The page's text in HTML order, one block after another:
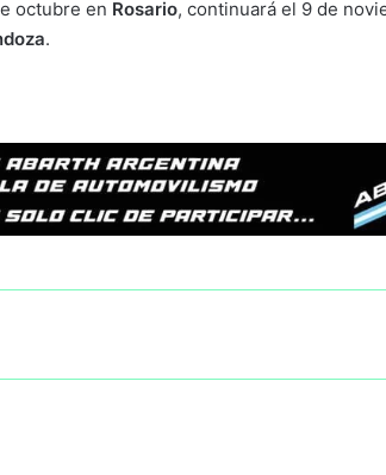
octubre en Rosario, continuará el 9 de
.